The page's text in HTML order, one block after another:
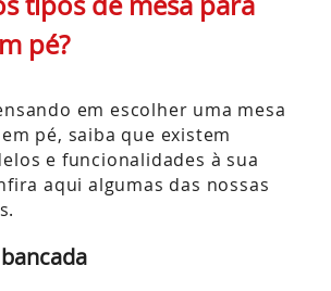
pé?
em escolher uma mesa
pé, saiba que existem
e funcionalidades à sua
aqui algumas das nossas